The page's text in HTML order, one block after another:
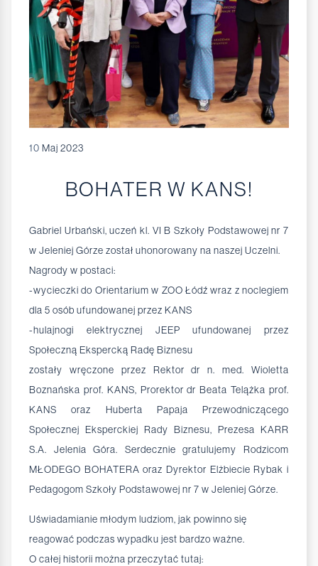
10 Maj 2023
BOHATER W KANS!
Gabriel Urbański, uczeń kl. VI B Szkoły Podstawowej nr 7
w Jeleniej Górze został uhonorowany na naszej Uczelni.
Nagrody w postaci:
-wycieczki do Orientarium w ZOO Łódź wraz z noclegiem
dla 5 osób ufundowanej przez KANS
-hulajnogi elektrycznej JEEP ufundowanej przez
Społeczną Ekspercką Radę Biznesu
zostały wręczone przez Rektor dr n. med. Wioletta
Boznańska prof. KANS, Prorektor dr Beata Telążka prof.
KANS oraz Huberta Papaja Przewodniczącego
Społecznej Eksperckiej Rady Biznesu, Prezesa KARR
S.A. Jelenia Góra. Serdecznie gratulujemy Rodzicom
MŁODEGO BOHATERA oraz Dyrektor Elżbiecie Rybak i
Pedagogom Szkoły Podstawowej nr 7 w Jeleniej Górze.
Uświadamianie młodym ludziom, jak powinno się
reagować podczas wypadku jest bardzo ważne.
O całej historii można przeczytać tutaj: